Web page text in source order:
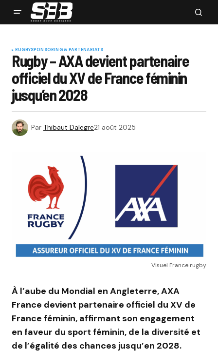
RUGBYSPONSORING & PARTENARIATS
Rugby – AXA devient partenaire
officiel du XV de France féminin
jusqu’en 2028
Par Thibaut Dalegre21 août 2025
Visuel France rugby
À l’aube du Mondial en Angleterre, AXA
France devient partenaire officiel du XV de
France féminin, affirmant son engagement
en faveur du sport féminin, de la diversité et
de l’égalité des chances jusqu’en 2028.